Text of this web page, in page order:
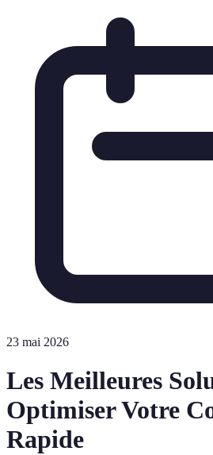
23 mai 2026
Les Meilleures
Optimiser Votre
Rapide